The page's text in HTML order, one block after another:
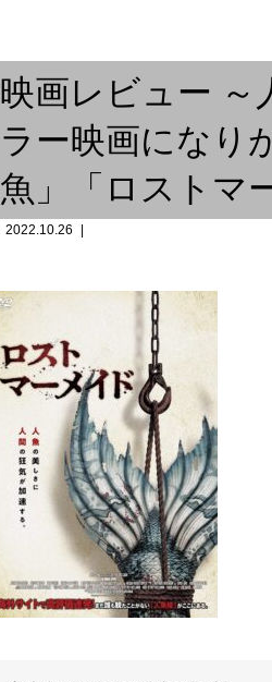
Hip Hop ～ Over The Crossov...
「音談るつぼ」＃12 廣明輝一
映画レビュー ～
ラー映画になり
魚」「ロストマ
2022.10.26